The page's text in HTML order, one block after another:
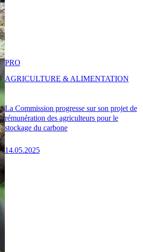
La Commission progresse sur son projet de
rémunération des agriculteurs pour le
stockage du carbone
14.05.2025
PRO
AGRICULTURE & ALIMENTATION